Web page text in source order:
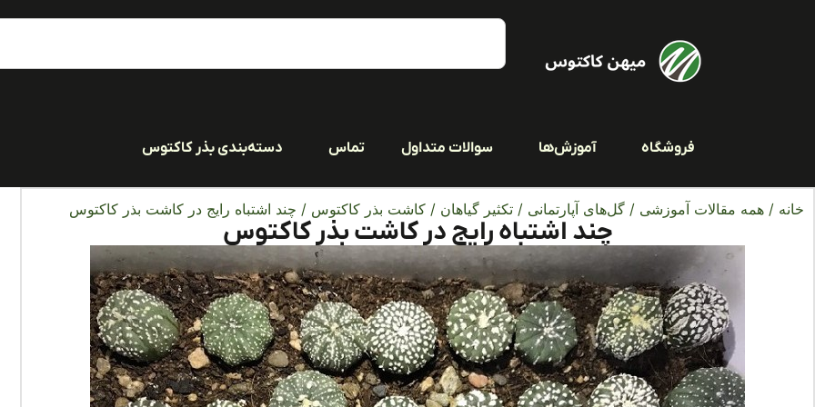
فروشگاه آموزش‌ها سوالات متداول تماس دسته‌بندی بذر کاکتوس
خانه / همه مقالات آموزشی / گل‌های آپارتمانی / تکثیر گیاهان / کاشت بذر کاکتوس / چند اشتباه رایج در کاشت بذر کاکتوس
چند اشتباه رایج در کاشت بذر کاکتوس